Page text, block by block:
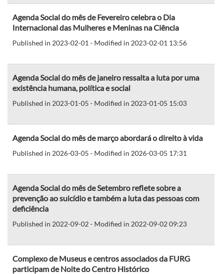
Agenda Social do mês de Fevereiro celebra o Dia
Internacional das Mulheres e Meninas na Ciência
Published in 2023-02-01 - Modified in 2023-02-01 13:56
Agenda Social do mês de janeiro ressalta a luta por uma
existência humana, política e social
Published in 2023-01-05 - Modified in 2023-01-05 15:03
Agenda Social do mês de março abordará o direito à vida
Published in 2026-03-05 - Modified in 2026-03-05 17:31
Agenda Social do mês de Setembro reflete sobre a
prevenção ao suicídio e também a luta das pessoas com
deficiência
Published in 2022-09-02 - Modified in 2022-09-02 09:23
Complexo de Museus e centros associados da FURG
participam de Noite do Centro Histórico